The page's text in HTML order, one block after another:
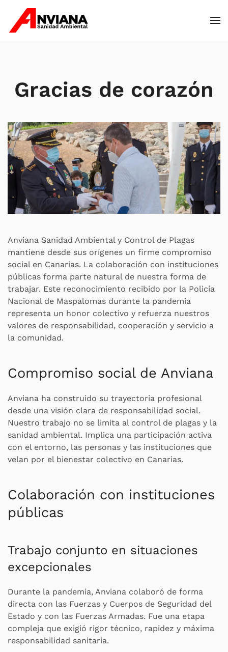
Skip to main content
Gracias de corazón
Anviana Sanidad Ambiental y Control de Plagas
mantiene desde sus orígenes un firme compromiso
social en Canarias. La colaboración con instituciones
públicas forma parte natural de nuestra forma de
trabajar. Este reconocimiento recibido por la Policía
Nacional de Maspalomas durante la pandemia
representa un honor colectivo y refuerza nuestros
valores de responsabilidad, cooperación y servicio a
la comunidad.
Compromiso social de Anviana
Anviana ha construido su trayectoria profesional
desde una visión clara de responsabilidad social.
Nuestro trabajo no se limita al control de plagas y la
sanidad ambiental. Implica una participación activa
con el entorno, las personas y las instituciones que
velan por el bienestar colectivo en Canarias.
Colaboración con instituciones
públicas
Trabajo conjunto en situaciones
excepcionales
Durante la pandemia, Anviana colaboró de forma
directa con las Fuerzas y Cuerpos de Seguridad del
Estado y con las Fuerzas Armadas. Fue una etapa
compleja que exigió rigor técnico, rapidez y máxima
responsabilidad sanitaria.